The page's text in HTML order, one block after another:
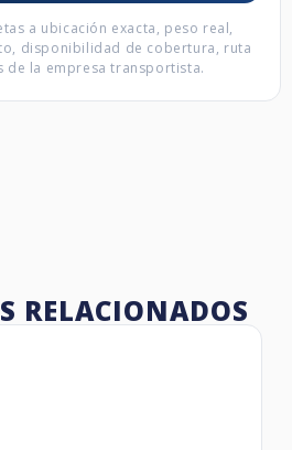
a ubicación exacta, peso real,
disponibilidad de cobertura, ruta
de la empresa transportista.
RELACIONADOS